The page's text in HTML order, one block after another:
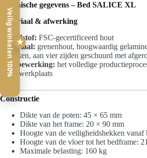
Technische gegevens – Bed SALICE XL
Materiaal & afwerking
Grondstof: FSC-gecertificeerd hout
Materiaal: grenenhout, hoogwaardig
gebreken, aan vier zijden geschuurd met
Houtbewerking: het volledige
eigen werkplaats
Constructie
Dikte van de poten: 45 × 65 mm
Dikte van het frame: 20 × 90 mm
Hoogte van de veiligheidshekken vanaf
Hoogte van de vloer tot het bedframe:
Maximale belasting: 160 kg
★
Veilig winkelen 100%